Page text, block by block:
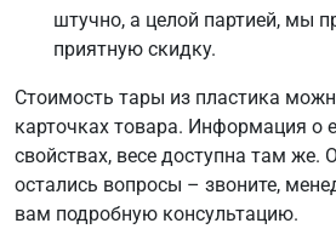
штучно, а целой партией, мы
приятную скидку.
Стоимость тары из пластика
карточках товара. Информация о
свойствах, весе доступна там же.
остались вопросы – звоните,
вам подробную консультацию.